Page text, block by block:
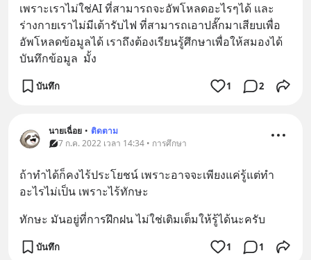
เพราะเราไม่ใช่AI ที่สามารถจะอัพโหลดอะไรๆได้ และ
ร่างกายเราไม่มีเต้ารับไฟ ที่สามารถเอาปลั๊กมาเสียบเพื่อ
อัพโหลดข้อมูลได้ เราถึงต้องเรียนรู้ศึกษาเพื่อให้สมองได้
บันทึกข้อมูล  มั้ง
บันทึก 1 2
นายเฉื่อย • ติดตาม
7 ก.ค. 2022 เวลา 14:34 • การศึกษา
ถ้าทำได้ก็คงไร้ประโยชน์ เพราะอาจจะเพียงแค่รู้แต่ทำ
อะไรไม่เป็น เพราะไร้ทักษะ
ทักษะ มันอยู่ที่การฝึกฝน ไม่ใช่เติมเต็มให้รู้ได้นะครับ
บันทึก 1 1